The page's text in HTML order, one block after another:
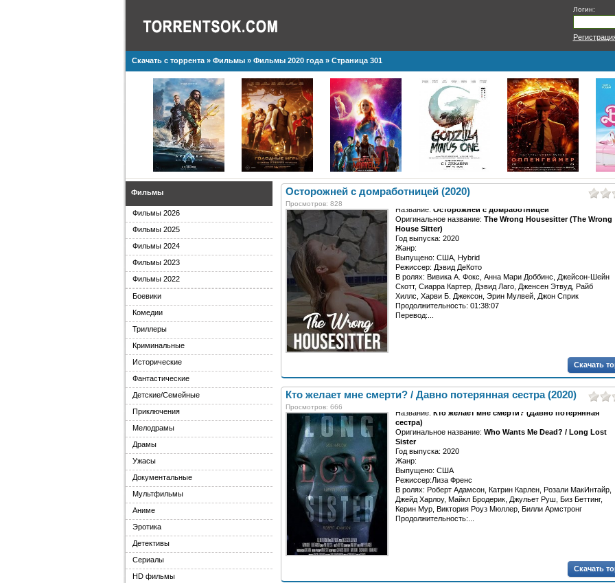
Логин:
Скачать с торрента» Фильмы» Фильмы 2020 года» Страница 301
Осторожней с домработницей (2020)
Просмотров: 828
Название: Осторожней с домработницей
Оригинальное название: The Wrong Housesitter (The Wrong
House Sitter)
Год выпуска: 2020
Жанр:
Выпущено: США, Hybrid
Режиссер: Дэвид ДеКото
В ролях: Вивика А. Фокс, Анна Мари Доббинс, Джейсон-Шейн
Скотт, Сиарра Картер, Дэвид Лаго, Дженсен Этвуд, Райб
Хиллс, Харви Б. Джексон, Эрин Мулвей, Джон Сприк
Продолжительность: 01:38:07
Перевод:...
Скачать
Кто желает мне смерти? / Давно потерянная сестра (2020)
Просмотров: 666
Название: Кто желает мне смерти? (Давно потерянная
сестра)
Оригинальное название: Who Wants Me Dead? / Long Lost
Sister
Год выпуска: 2020
Жанр:
Выпущено: США
Режиссер:Лиза Френс
В ролях: Роберт Адамсон, Катрин Карлен, Розали МакИнтайр,
Джейд Харлоу, Майкл Бродерик, Джульет Руш, Биз Беттинг,
Керин Мур, Виктория Роуз Мюллер, Билли Армстронг
Продолжительность:...
Скачать
Фильмы
Фильмы 2026
Фильмы 2025
Фильмы 2024
Фильмы 2023
Фильмы 2022
Боевики
Комедии
Триллеры
Криминальные
Исторические
Фантастические
Детские/Семейные
Приключения
Мелодрамы
Драмы
Ужасы
Документальные
Мультфильмы
Аниме
Эротика
Детективы
Сериалы
HD фильмы